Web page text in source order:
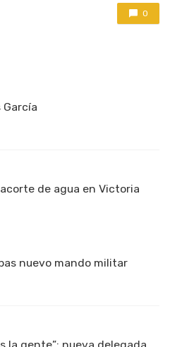
0
García
de agua en Victoria
nuevo mando militar